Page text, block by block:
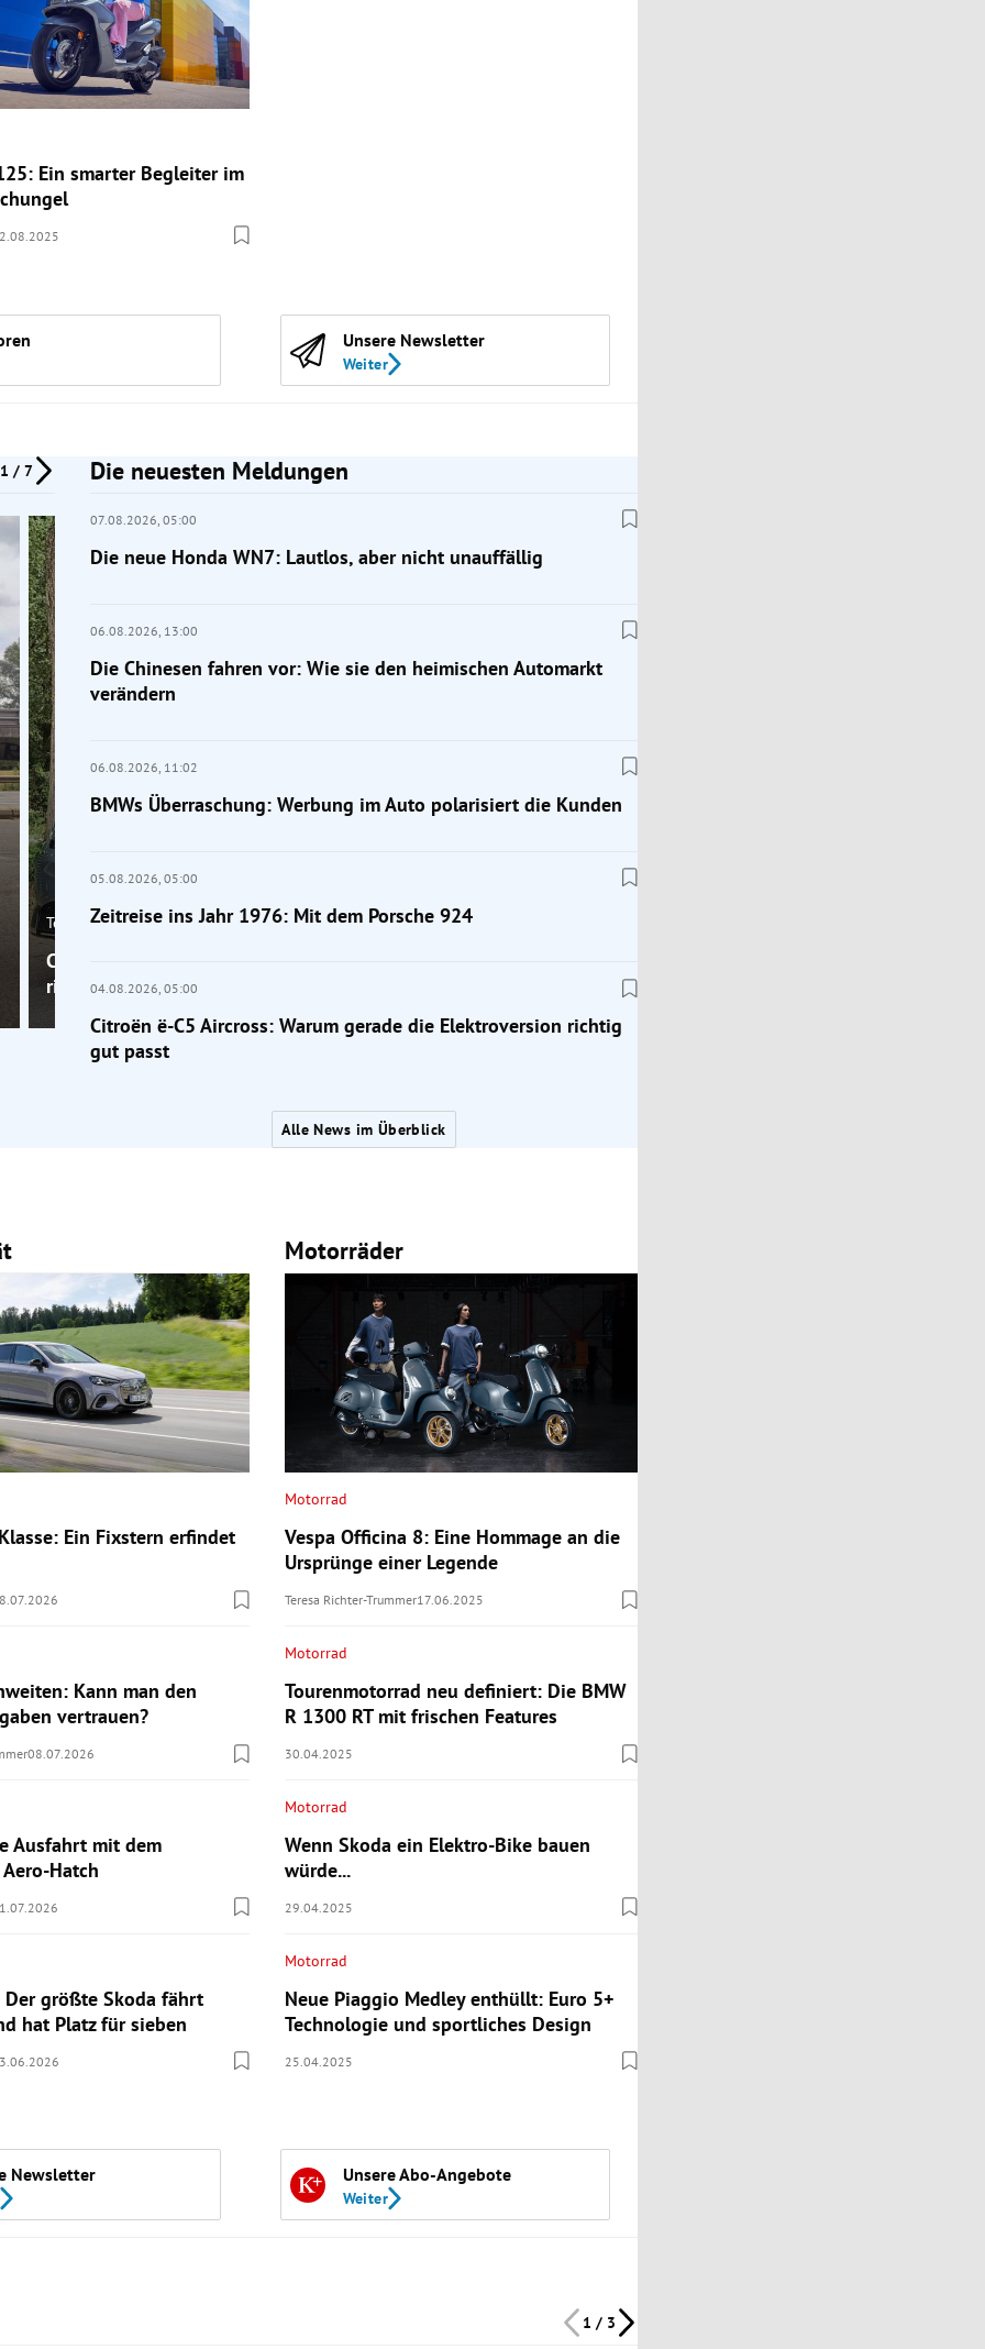
Ein smarter Begleiter im
Unsere Newsletter
Weiter
1 / 7
Tests
Citroën ë-C5 Aircross: Warum gerade die Elektroversion
richtig gut passt
Automarkt verändern
Die neuesten Meldungen
07.08.2026, 05:00
Die neue Honda WN7: Lautlos, aber nicht unauffällig
06.08.2026, 13:00
Die Chinesen fahren vor: Wie sie den heimischen Automarkt
verändern
06.08.2026, 11:02
BMWs Überraschung: Werbung im Auto polarisiert die Kunden
05.08.2026, 05:00
Zeitreise ins Jahr 1976: Mit dem Porsche 924
04.08.2026, 05:00
Citroën ë-C5 Aircross: Warum gerade die Elektroversion richtig
gut passt
Alle News im Überblick
Ein Fixstern erfindet
Kann man den
vertrauen?
08.07.2026
Ausfahrt mit dem
Hatch
Der größte Skoda fährt
hat Platz für sieben
Motorräder
Motorrad
Vespa Officina 8: Eine Hommage an die
Ursprünge einer Legende
Teresa Richter-Trummer17.06.2025
Motorrad
Tourenmotorrad neu definiert: Die BMW
R 1300 RT mit frischen Features
30.04.2025
Motorrad
Wenn Skoda ein Elektro-Bike bauen
würde...
29.04.2025
Motorrad
Neue Piaggio Medley enthüllt: Euro 5+
Technologie und sportliches Design
25.04.2025
Newsletter Unsere Abo-Angebote
Weiter
1 / 3